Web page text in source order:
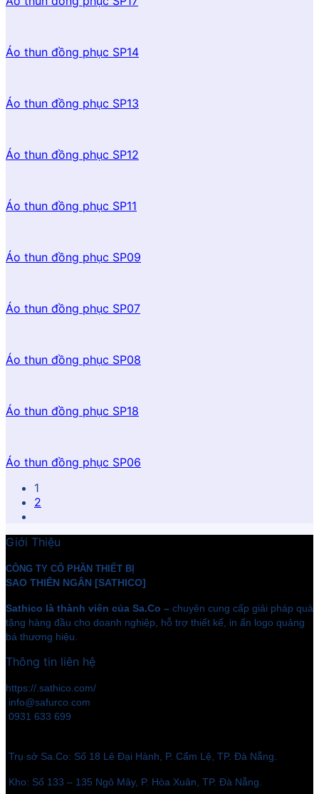
Áo thun đồng phục SP14
Áo thun đồng phục SP13
Áo thun đồng phục SP12
Áo thun đồng phục SP11
Áo thun đồng phục SP09
Áo thun đồng phục SP07
Áo thun đồng phục SP08
Áo thun đồng phục SP18
Áo thun đồng phục SP06
1
2
Giới Thiệu
CÔNG TY CỔ PHẦN THIẾT BỊ
SAO THIÊN NGÂN [SATHICO]
Sathico là thành viên của Sa.Co – chuyên cung cấp giải pháp quà
tặng hàng đầu cho doanh nghiệp, hỗ trợ thiết kế, in ấn logo quảng
bá thương hiệu.
Thông tin liên hệ
https://.sathico.com/
info@safurco.com
0931 633 699
Trụ sở Sa.Co: Số 18 Lê Đại Hành, P. Cẩm Lệ, TP. Đà Nẵng.
Kho: Số 133 – 135 Ngô Mây, P. Hòa Xuân, TP. Đà Nẵng.